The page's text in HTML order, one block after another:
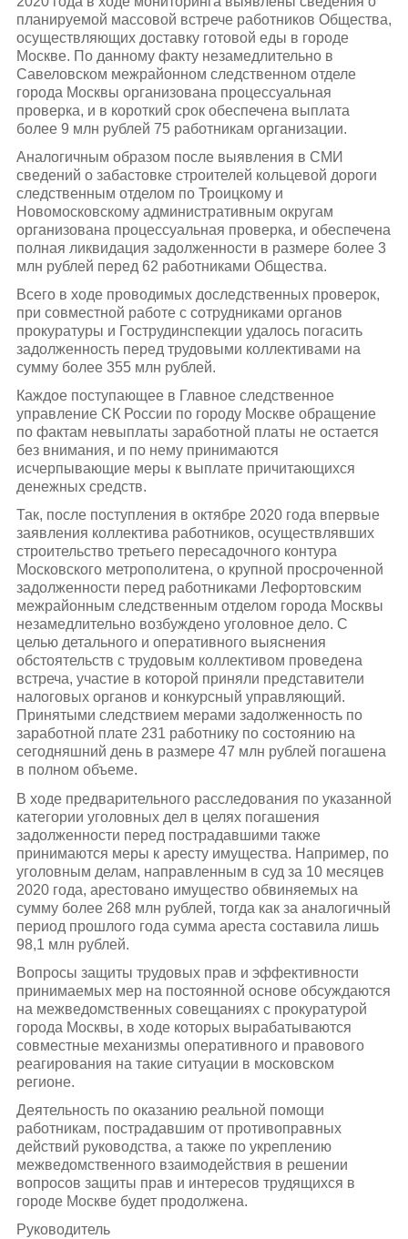
планируемой массовой встрече работников Общества,
осуществляющих доставку готовой еды в городе
Москве. По данному факту незамедлительно в
Савеловском межрайонном следственном отделе
города Москвы организована процессуальная
проверка, и в короткий срок обеспечена выплата
более 9 млн рублей 75 работникам организации.
Аналогичным образом после выявления в СМИ
сведений о забастовке строителей кольцевой дороги
следственным отделом по Троицкому и
Новомосковскому административным округам
организована процессуальная проверка, и обеспечена
полная ликвидация задолженности в размере более 3
млн рублей перед 62 работниками Общества.
Всего в ходе проводимых доследственных проверок,
при совместной работе с сотрудниками органов
прокуратуры и Гострудинспекции удалось погасить
задолженность перед трудовыми коллективами на
сумму более 355 млн рублей.
Каждое поступающее в Главное следственное
управление СК России по городу Москве обращение
по фактам невыплаты заработной платы не остается
без внимания, и по нему принимаются
исчерпывающие меры к выплате причитающихся
денежных средств.
Так, после поступления в октябре 2020 года впервые
заявления коллектива работников, осуществлявших
строительство третьего пересадочного контура
Московского метрополитена, о крупной просроченной
задолженности перед работниками Лефортовским
межрайонным следственным отделом города Москвы
незамедлительно возбуждено уголовное дело. С
целью детального и оперативного выяснения
обстоятельств с трудовым коллективом проведена
встреча, участие в которой приняли представители
налоговых органов и конкурсный управляющий.
Принятыми следствием мерами задолженность по
заработной плате 231 работнику по состоянию на
сегодняшний день в размере 47 млн рублей погашена
в полном объеме.
В ходе предварительного расследования по указанной
категории уголовных дел в целях погашения
задолженности перед пострадавшими также
принимаются меры к аресту имущества. Например, по
уголовным делам, направленным в суд за 10 месяцев
2020 года, арестовано имущество обвиняемых на
сумму более 268 млн рублей, тогда как за аналогичный
период прошлого года сумма ареста составила лишь
98,1 млн рублей.
Вопросы защиты трудовых прав и эффективности
принимаемых мер на постоянной основе обсуждаются
на межведомственных совещаниях с прокуратурой
города Москвы, в ходе которых вырабатываются
совместные механизмы оперативного и правового
реагирования на такие ситуации в московском
регионе.
Деятельность по оказанию реальной помощи
работникам, пострадавшим от противоправных
действий руководства, а также по укреплению
межведомственного взаимодействия в решении
вопросов защиты прав и интересов трудящихся в
городе Москве будет продолжена.
Руководитель